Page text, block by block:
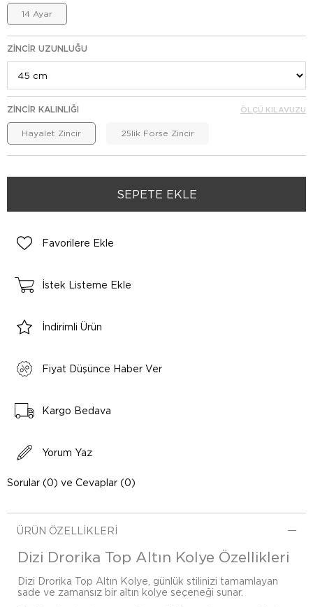
14 Ayar
ZINCIR UZUNLUĞU
ZINCIR KALINLIĞI
Hayalet Zincir 25lik Forse Zincir
ÖLÇÜ KILAVUZU
Favorilere Ekle
İstek Listeme Ekle
İndirimli Ürün
Fiyat Düşünce Haber Ver
Kargo Bedava
Yorum Yaz
Sorular (0) ve Cevaplar (0)
ÜRÜN ÖZELLIKLERI
Dizi Drorika Top Altın Kolye Özellikleri
Dizi Drorika Top Altın Kolye, günlük stilinizi tamamlayan
sade ve zamansız bir altın kolye seçeneği sunar.